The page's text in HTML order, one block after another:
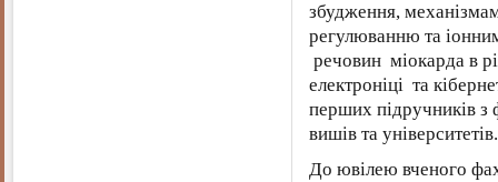
збудження,
регулюванню та
речовин міокарда в
електроніці та
перших підручників з
вишів та університетів.
До ювілею вченого